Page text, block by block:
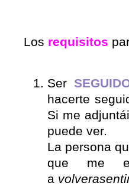
Los requisitos
Ser
hacerte
Si me
puede ver.
La persona
que me
a